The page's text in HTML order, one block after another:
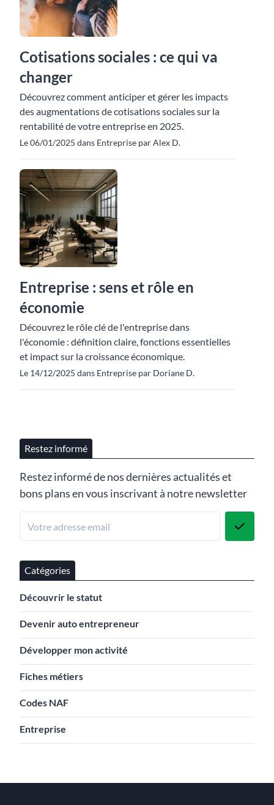
Cotisations sociales : ce qui va
changer
Découvrez comment anticiper et gérer les impacts
des augmentations de cotisations sociales sur la
rentabilité de votre entreprise en 2025.
Le 06/01/2025 dans Entreprise par Alex D.
Entreprise : sens et rôle en
économie
Découvrez le rôle clé de l'entreprise dans
l'économie : définition claire, fonctions essentielles
et impact sur la croissance économique.
Le 14/12/2025 dans Entreprise par Doriane D.
Restez informé
Restez informé de nos dernières actualités et
bons plans en vous inscrivant à notre newsletter
Catégories
Découvrir le statut
Devenir auto entrepreneur
Développer mon activité
Fiches métiers
Codes NAF
Entreprise